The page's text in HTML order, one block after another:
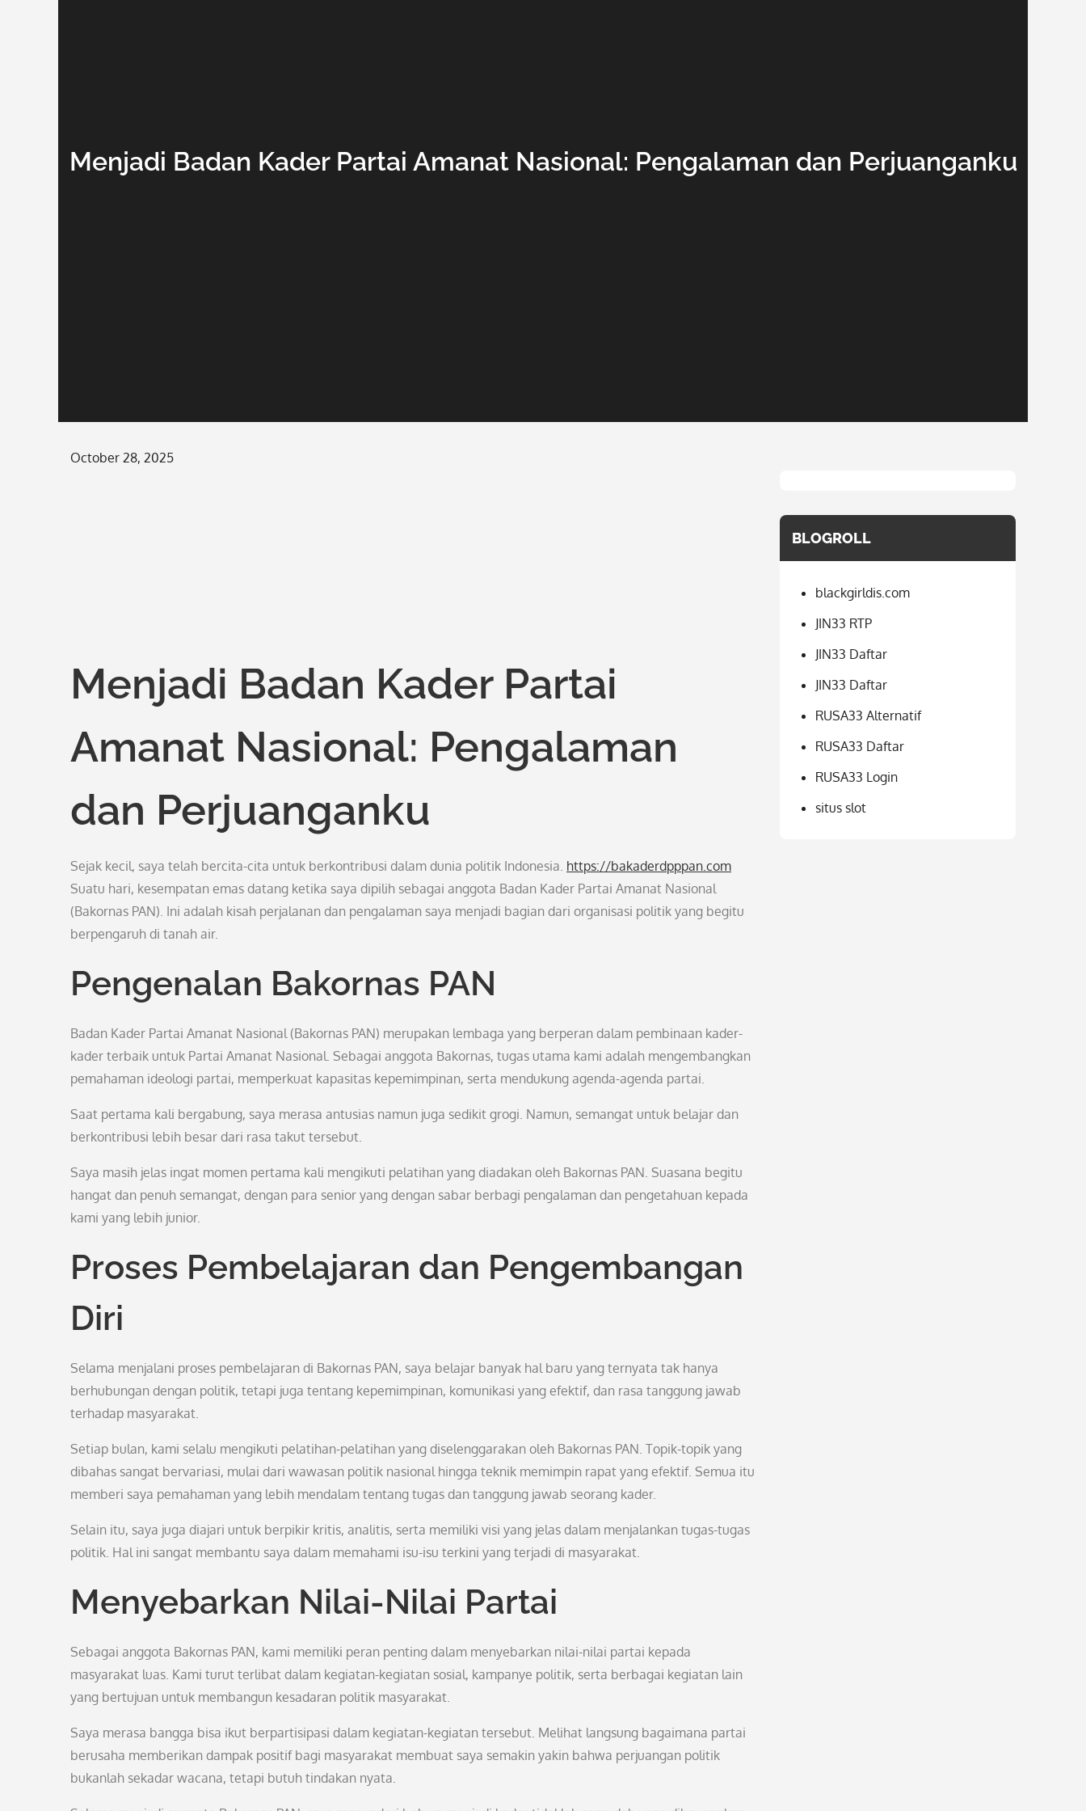
Menjadi Badan Kader Partai Amanat Nasional: Pengalaman dan Perjuanganku
Posted
October 28, 2025
Menjadi Badan Kader Partai
Amanat Nasional: Pengalaman
dan Perjuanganku
Sejak kecil, saya telah bercita-cita untuk berkontribusi dalam dunia politik Indonesia. https://bakaderdpppan.com
Suatu hari, kesempatan emas datang ketika saya dipilih sebagai anggota Badan Kader Partai Amanat Nasional
(Bakornas PAN). Ini adalah kisah perjalanan dan pengalaman saya menjadi bagian dari organisasi politik yang begitu
berpengaruh di tanah air.
Pengenalan Bakornas PAN
Badan Kader Partai Amanat Nasional (Bakornas PAN) merupakan lembaga yang berperan dalam pembinaan kader-
kader terbaik untuk Partai Amanat Nasional. Sebagai anggota Bakornas, tugas utama kami adalah mengembangkan
pemahaman ideologi partai, memperkuat kapasitas kepemimpinan, serta mendukung agenda-agenda partai.
Saat pertama kali bergabung, saya merasa antusias namun juga sedikit grogi. Namun, semangat untuk belajar dan
berkontribusi lebih besar dari rasa takut tersebut.
Saya masih jelas ingat momen pertama kali mengikuti pelatihan yang diadakan oleh Bakornas PAN. Suasana begitu
hangat dan penuh semangat, dengan para senior yang dengan sabar berbagi pengalaman dan pengetahuan kepada
kami yang lebih junior.
Proses Pembelajaran dan Pengembangan
Diri
Selama menjalani proses pembelajaran di Bakornas PAN, saya belajar banyak hal baru yang ternyata tak hanya
berhubungan dengan politik, tetapi juga tentang kepemimpinan, komunikasi yang efektif, dan rasa tanggung jawab
terhadap masyarakat.
Setiap bulan, kami selalu mengikuti pelatihan-pelatihan yang diselenggarakan oleh Bakornas PAN. Topik-topik yang
dibahas sangat bervariasi, mulai dari wawasan politik nasional hingga teknik memimpin rapat yang efektif. Semua itu
memberi saya pemahaman yang lebih mendalam tentang tugas dan tanggung jawab seorang kader.
Selain itu, saya juga diajari untuk berpikir kritis, analitis, serta memiliki visi yang jelas dalam menjalankan tugas-tugas
politik. Hal ini sangat membantu saya dalam memahami isu-isu terkini yang terjadi di masyarakat.
Menyebarkan Nilai-Nilai Partai
Sebagai anggota Bakornas PAN, kami memiliki peran penting dalam menyebarkan nilai-nilai partai kepada
masyarakat luas. Kami turut terlibat dalam kegiatan-kegiatan sosial, kampanye politik, serta berbagai kegiatan lain
yang bertujuan untuk membangun kesadaran politik masyarakat.
Saya merasa bangga bisa ikut berpartisipasi dalam kegiatan-kegiatan tersebut. Melihat langsung bagaimana partai
berusaha memberikan dampak positif bagi masyarakat membuat saya semakin yakin bahwa perjuangan politik
bukanlah sekadar wacana, tetapi butuh tindakan nyata.
BLOGROLL
blackgirldis.com
JIN33 RTP
JIN33 Daftar
JIN33 Daftar
RUSA33 Alternatif
RUSA33 Daftar
RUSA33 Login
situs slot